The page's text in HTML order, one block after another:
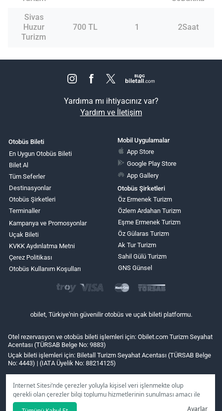
İnternet Sitesi’nde çerezler yoluyla kişisel veri işlenmekte olup
gerekli olan çerezler bilgi toplumu hizmetlerinin sunulması amacı ile
kullanılmaktadır. Tercihleriniz doğrultusunda size özel
Ayarlar
Sivas
Huzur
Turizm
700 TL 1 2Saat
Yardıma mı ihtiyacınız var?
Yardım ve İletişim
Otobüs Bileti
En Uygun Otobüs Bileti
Bilet Al
Tüm Seferler
Destinasyonlar
Otobüs Şirketleri
Terminaller
Kampanya ve Promosyonlar
Uçak Bileti
KVKK Aydınlatma Metni
Çerez Politikası
Otobüs Kullanım Koşulları
Mobil Uygulamalar
App Store
Google Play Store
App Gallery
Otobüs Şirketleri
Öz Ermenek Turizm
Özlem Ardahan Turizm
Eşme Ermenek Turizm
Öz Gülaras Turizm
Ak Tur Turizm
Sahil Gülü Turizm
GNS Günsel
obilet, Türkiye'nin güvenilir otobüs ve uçak bileti platformu.
Otel rezervasyon ve otobüs bileti işlemleri için: Obilet.com Turizm Seyahat
Acentası (TÜRSAB Belge No: 9883)
Uçak bileti işlemleri için: Biletall Turizm Seyahat Acentası (TÜRSAB Belge
No: 4443) | (IATA Üyelik No: 88214125)